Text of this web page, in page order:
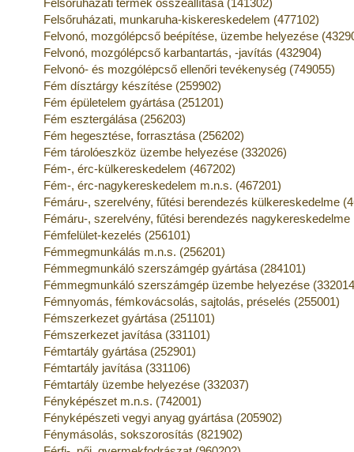
Felsőruházati termék összeállítása (141302)
Felsőruházati, munkaruha-kiskereskedelem (477102)
Felvonó, mozgólépcső beépítése, üzembe helyezése
Felvonó, mozgólépcső karbantartás, -javítás (432904)
Felvonó- és mozgólépcső ellenőri tevékenység (749055)
Fém dísztárgy készítése (259902)
Fém épületelem gyártása (251201)
Fém esztergálása (256203)
Fém hegesztése, forrasztása (256202)
Fém tárolóeszköz üzembe helyezése (332026)
Fém-, érc-külkereskedelem (467202)
Fém-, érc-nagykereskedelem m.n.s. (467201)
Fémáru-, szerelvény, fűtési berendezés külkereskedelme
Fémáru-, szerelvény, fűtési berendezés
Fémfelület-kezelés (256101)
Fémmegmunkálás m.n.s. (256201)
Fémmegmunkáló szerszámgép gyártása (284101)
Fémmegmunkáló szerszámgép üzembe helyezése
Fémnyomás, fémkovácsolás, sajtolás, préselés (255001)
Fémszerkezet gyártása (251101)
Fémszerkezet javítása (331101)
Fémtartály gyártása (252901)
Fémtartály javítása (331106)
Fémtartály üzembe helyezése (332037)
Fényképészet m.n.s. (742001)
Fényképészeti vegyi anyag gyártása (205902)
Fénymásolás, sokszorosítás (821902)